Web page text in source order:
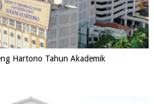
Hartono Tahun Akademik